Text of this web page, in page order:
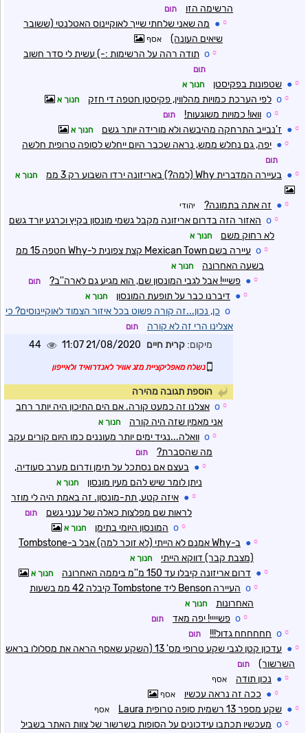
הרשימה הזו
תום
☼
● מה שאני שלחתי שייך לאוקיינוס האטלנטי (ששובר
שיאים העונה)
אסף
☼
o תודה רהה על הרשימות :-) עשית לי סדר חשוב
תום
☼
● שטפונות בפקיסטן חנוך א
☼
o לפי הערכת כמויות מהלווין, פקיסטן חטפה די חזק חנוך א
☼
o וואו! כמויות משוגעות! תום
☼
● ז'נבייב התרחקה מהיבשה ולא מורידה יותר גשם חנוך א
☼
● יפה, גם נחלש ממש, נראה שכבר היום ייחלש לסופה טרופית חלשה
תום
☼
● בעיירה המדברית Why (למה?) באריזונה ירדו השבוע רק 3 ממ חנוך א
☼
● זה אתה בתמונה? יהודי
☼
o האזור הזה בדרום אריזונה מקבל גשמי מונסון בקיץ וכרגע יורד גשם
לא רחוק משם
חנוך א
☼
o
עיירה בשם Mexican Town קצת צפונית ל-Why חטפה 15 ממ
בשעה האחרונה
חנוך א
☼
● פשייי! אבל לגבי המונסון שם, הוא מגיע גם לארה''ב? תום
☼
● דיברנו כבר על תופעת המונסון חנוך א
o כן, נכון...זה קורה פשוט בכל איזור הצמוד לאוקיינוסים? כי
אצלינו הרי זה לא קורה
תום
מיקום: קרית חיים 21/08/2020 11:07
44
נשלח מאפליקציית מזג אוויר לאנדרואיד ולאייפון
הוספת תגובה מהירה
☼
o אצלנו זה כמעט קורה. אם הים התיכון היה יותר רחב
אני מאמין שזה היה קורה
חנוך א
☼
o וואלה...נגיד ימים יותר מעוננים כמו היום קורים עקב
מה שהסברת?
תום
☼
● בעצם אם נסתכל על תימן ודרום מערב סעודיה,
ניתן לומר שיש להם מעין מונסון
חנוך א
☼
● איזה קטע, תת-מונסון. זה באמת היה לי מוזר
לראות שם מפלצות כאלה של ענני גשם
תום
☼
o המונסון היומי בתימן חנוך א
☼
●
ב-Why אמנם לא הייתי (לא זוכר למה) אבל ב-Tombstone
(מצבת קבר) דווקא הייתי
חנוך א
☼
● דרום אריזונה קיבלו עד 150 מ''מ ביממה האחרונה חנוך א
☼
o
העיירה Benson ליד Tombstone קיבלה 42 ממ בשעות
האחרונות
חנוך א
☼
o פשיייי! יפה מאד תום
☼
o חחחחחח גדול!!! תום
☼
●
עדכון קטן לגבי שקע טרופי מס' 13 (השקע שאסף הראה את מסלולו בראש
השרשור)
תום
☼
● נכון תודה אסף
☼
● ככה זה נראה עכשיו אסף
☼
● שקע מספר 13 רשמית סופה טרופית Laura אסף
☼
o מעכשיו תכתבו עידכונים על הסופות בשרשור של צוות האתר בשביל